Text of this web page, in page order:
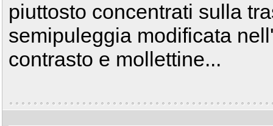
piuttosto concentrati sulla
semipuleggia modificata
contrasto e mollettine...